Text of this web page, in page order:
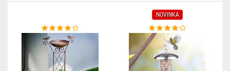
NOVINKA